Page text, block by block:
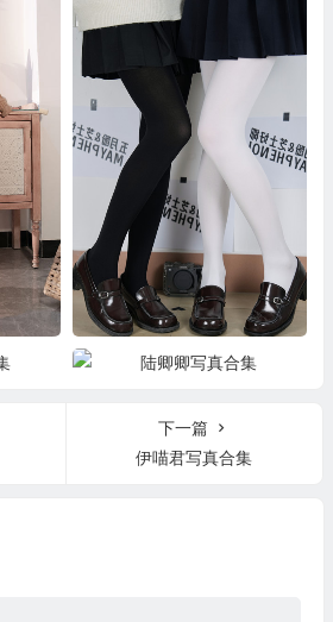
芝士好椰写真合集
下一篇
伊喵君写真合集